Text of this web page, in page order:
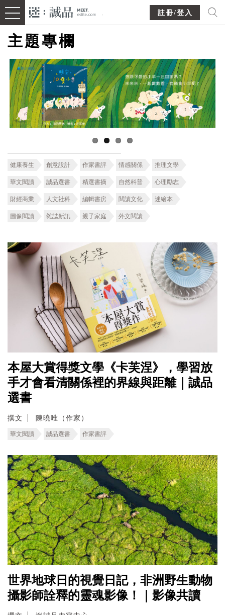
註冊/登入
主題專欄
健康養生 創意設計 作家書評 情感關係 推理文學
華文閱讀 誠品選書 精選書摘 自然科普 心理勵志
財經商業 人文社科 編輯書房 閱讀文化 迷繪本
圖像閱讀 雜誌新訊 親子家庭 外文閱讀
本屋大賞得獎文學《卡芙涅》，學習放
手才會看清關係裡的界線與距離｜誠品
選書
撰文 陳曉唯（作家）
華文閱讀 誠品選書 作家書評
世界地球日的視覺日記，非洲野生動物
攝影師詮釋的靈魂影像！｜影像共讀